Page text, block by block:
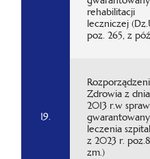
rehabilitacji
leczniczej
poz. 265, z
19.
Zdrowia z
2013 r.w
leczenia
z 2023 r.
zm.)